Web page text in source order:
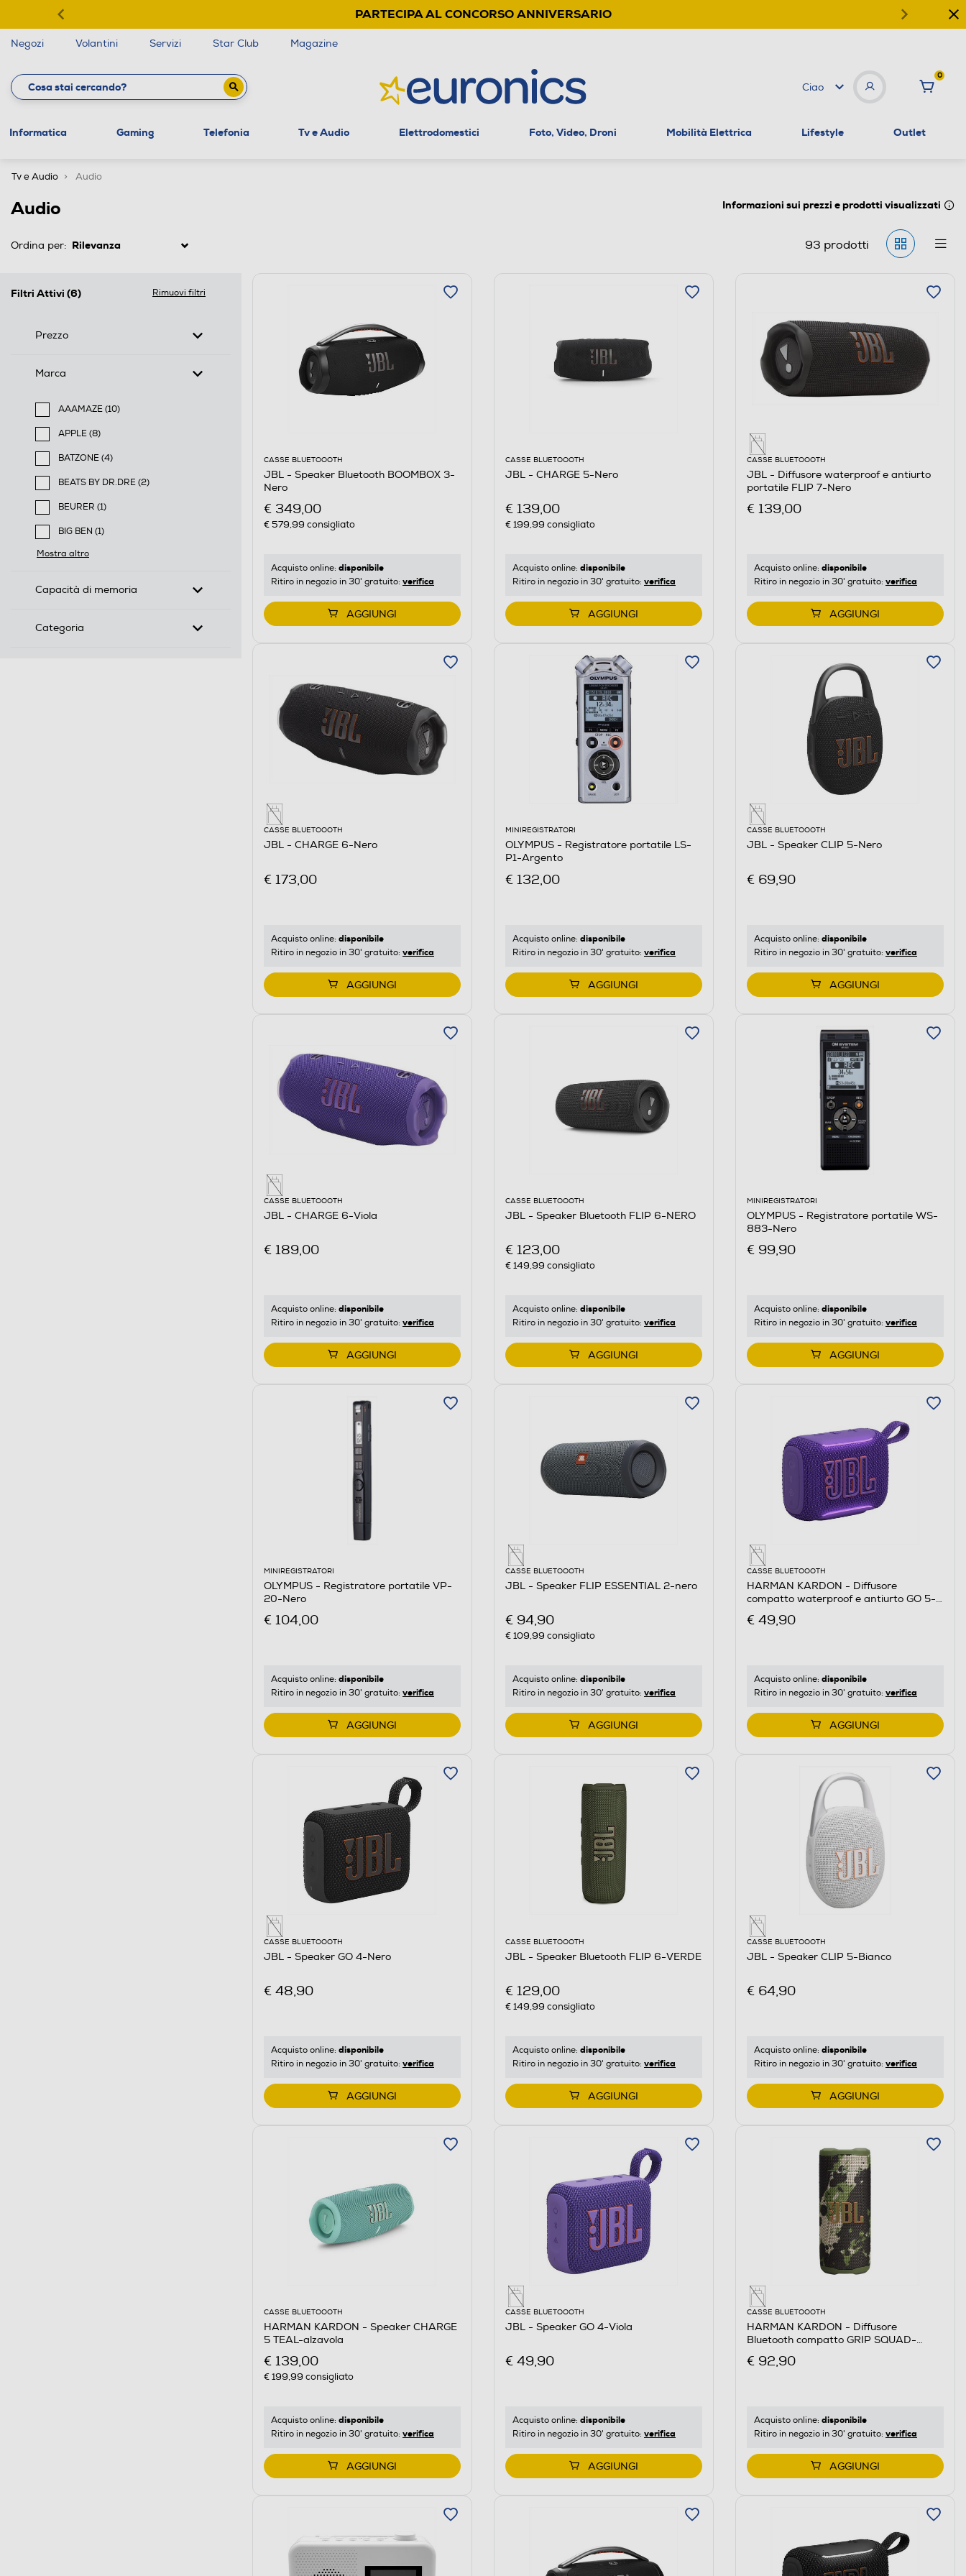
PARTECIPA AL CONCORSO ANNIVERSARIO
Negozi Volantini Servizi Star Club Magazine
Ciao
0
Informatica Gaming Telefonia Tv e Audio Elettrodomestici Foto, Video, Droni Mobilità Elettrica Lifestyle Outlet
Tv e Audio Audio
Audio Informazioni sui prezzi e prodotti visualizzati
Ordina per: 93 prodotti
Filtri Attivi (6) Rimuovi filtri
Prezzo
Marca
AAAMAZE (10)
Filtra per Marca: AAAMAZE
APPLE (8)
Filtra per Marca: APPLE
BATZONE (4)
Filtra per Marca: BATZONE
BEATS BY DR.DRE (2)
Filtra per Marca: BEATS BY DR.DRE
BEURER (1)
Filtra per Marca: BEURER
BIG BEN (1)
Filtra per Marca: BIG BEN
Mostra altro
Capacità di memoria
Categoria
CASSE BLUETOOOTH
JBL - Speaker Bluetooth BOOMBOX 3-
Nero
€ 349,00
€ 579,99 consigliato
Acquisto online: disponibile
Ritiro in negozio in 30' gratuito: verifica
AGGIUNGI
CASSE BLUETOOOTH
JBL - CHARGE 5-Nero
€ 139,00
€ 199,99 consigliato
Acquisto online: disponibile
Ritiro in negozio in 30' gratuito: verifica
AGGIUNGI
CASSE BLUETOOOTH
JBL - Diffusore waterproof e antiurto
portatile FLIP 7-Nero
€ 139,00
Acquisto online: disponibile
Ritiro in negozio in 30' gratuito: verifica
AGGIUNGI
CASSE BLUETOOOTH
JBL - CHARGE 6-Nero
€ 173,00
Acquisto online: disponibile
Ritiro in negozio in 30' gratuito: verifica
AGGIUNGI
MINIREGISTRATORI
OLYMPUS - Registratore portatile LS-
P1-Argento
€ 132,00
Acquisto online: disponibile
Ritiro in negozio in 30' gratuito: verifica
AGGIUNGI
CASSE BLUETOOOTH
JBL - Speaker CLIP 5-Nero
€ 69,90
Acquisto online: disponibile
Ritiro in negozio in 30' gratuito: verifica
AGGIUNGI
CASSE BLUETOOOTH
JBL - CHARGE 6-Viola
€ 189,00
Acquisto online: disponibile
Ritiro in negozio in 30' gratuito: verifica
AGGIUNGI
CASSE BLUETOOOTH
JBL - Speaker Bluetooth FLIP 6-NERO
€ 123,00
€ 149,99 consigliato
Acquisto online: disponibile
Ritiro in negozio in 30' gratuito: verifica
AGGIUNGI
MINIREGISTRATORI
OLYMPUS - Registratore portatile WS-
883-Nero
€ 99,90
Acquisto online: disponibile
Ritiro in negozio in 30' gratuito: verifica
AGGIUNGI
MINIREGISTRATORI
OLYMPUS - Registratore portatile VP-
20-Nero
€ 104,00
Acquisto online: disponibile
Ritiro in negozio in 30' gratuito: verifica
AGGIUNGI
CASSE BLUETOOOTH
JBL - Speaker FLIP ESSENTIAL 2-nero
€ 94,90
€ 109,99 consigliato
Acquisto online: disponibile
Ritiro in negozio in 30' gratuito: verifica
AGGIUNGI
CASSE BLUETOOOTH
HARMAN KARDON - Diffusore
compatto waterproof e antiurto GO 5-
€ 49,90
Acquisto online: disponibile
Ritiro in negozio in 30' gratuito: verifica
AGGIUNGI
CASSE BLUETOOOTH
JBL - Speaker GO 4-Nero
€ 48,90
Acquisto online: disponibile
Ritiro in negozio in 30' gratuito: verifica
AGGIUNGI
CASSE BLUETOOOTH
JBL - Speaker Bluetooth FLIP 6-VERDE
€ 129,00
€ 149,99 consigliato
Acquisto online: disponibile
Ritiro in negozio in 30' gratuito: verifica
AGGIUNGI
CASSE BLUETOOOTH
JBL - Speaker CLIP 5-Bianco
€ 64,90
Acquisto online: disponibile
Ritiro in negozio in 30' gratuito: verifica
AGGIUNGI
CASSE BLUETOOOTH
HARMAN KARDON - Speaker CHARGE
5 TEAL-alzavola
€ 139,00
€ 199,99 consigliato
Acquisto online: disponibile
Ritiro in negozio in 30' gratuito: verifica
AGGIUNGI
CASSE BLUETOOOTH
JBL - Speaker GO 4-Viola
€ 49,90
Acquisto online: disponibile
Ritiro in negozio in 30' gratuito: verifica
AGGIUNGI
CASSE BLUETOOOTH
HARMAN KARDON - Diffusore
Bluetooth compatto GRIP SQUAD-
€ 92,90
Acquisto online: disponibile
Ritiro in negozio in 30' gratuito: verifica
AGGIUNGI